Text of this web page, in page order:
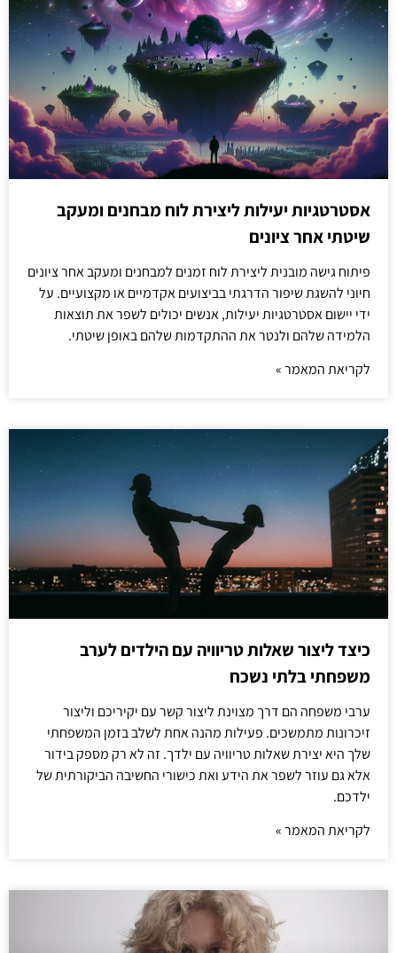
אסטרטגיות יעילות ליצירת לוח מבחנים ומעקב
שיטתי אחר ציונים
פיתוח גישה מובנית ליצירת לוח זמנים למבחנים ומעקב אחר ציונים
חיוני להשגת שיפור הדרגתי בביצועים אקדמיים או מקצועיים. על
ידי יישום אסטרטגיות יעילות, אנשים יכולים לשפר את תוצאות
הלמידה שלהם ולנטר את ההתקדמות שלהם באופן שיטתי.
לקריאת המאמר »
כיצד ליצור שאלות טריוויה עם הילדים לערב
משפחתי בלתי נשכח
ערבי משפחה הם דרך מצוינת ליצור קשר עם יקיריכם וליצור
זיכרונות מתמשכים. פעילות מהנה אחת לשלב בזמן המשפחתי
שלך היא יצירת שאלות טריוויה עם ילדך. זה לא רק מספק בידור
אלא גם עוזר לשפר את הידע ואת כישורי החשיבה הביקורתית של
ילדכם.
לקריאת המאמר »